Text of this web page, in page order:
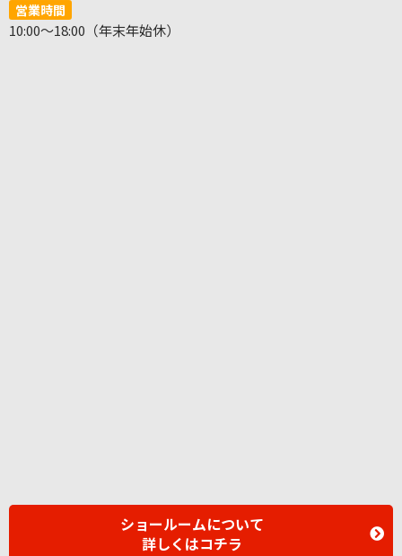
営業時間
10:00～18:00（年末年始休）
ショールームについて
詳しくはコチラ